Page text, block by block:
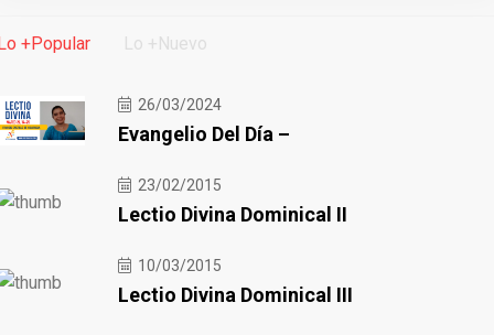
+Popular Lo +Nuevo
26/03/2024
Evangelio Del Día –
23/02/2015
Lectio Divina Dominical II
10/03/2015
Lectio Divina Dominical III